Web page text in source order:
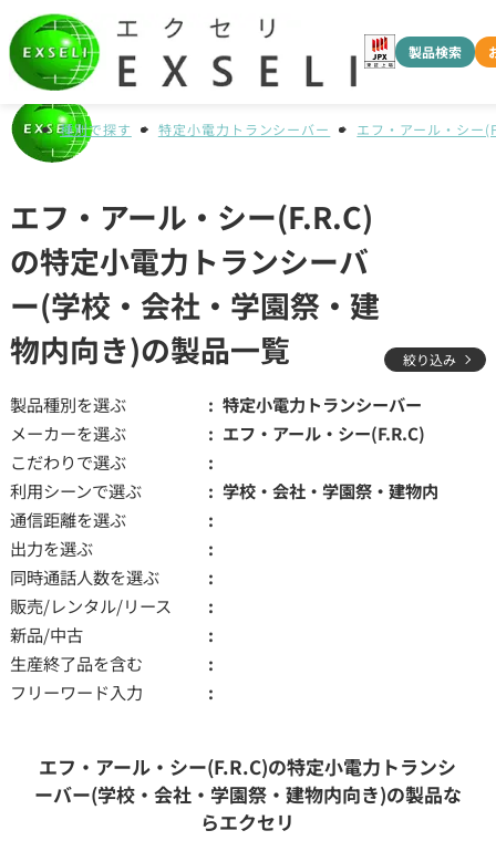
製品検索
種別で探す 特定小電力トランシーバー エフ・アール・シー
エフ・アール・シー(F.R.C)
の特定小電力トランシーバ
ー(学校・会社・学園祭・建
物内向き)の製品一覧
絞り込み
製品種別を選ぶ
特定小電力トランシーバー
メーカーを選ぶ
エフ・アール・シー(F.R.C)
こだわりで選ぶ
利用シーンで選ぶ
学校・会社・学園祭・建物内
通信距離を選ぶ
出力を選ぶ
同時通話人数を選ぶ
販売/レンタル/リース
新品/中古
生産終了品を含む
フリーワード入力
エフ・アール・シー(F.R.C)の特定小電力トランシ
ーバー(学校・会社・学園祭・建物内向き)の製品な
らエクセリ